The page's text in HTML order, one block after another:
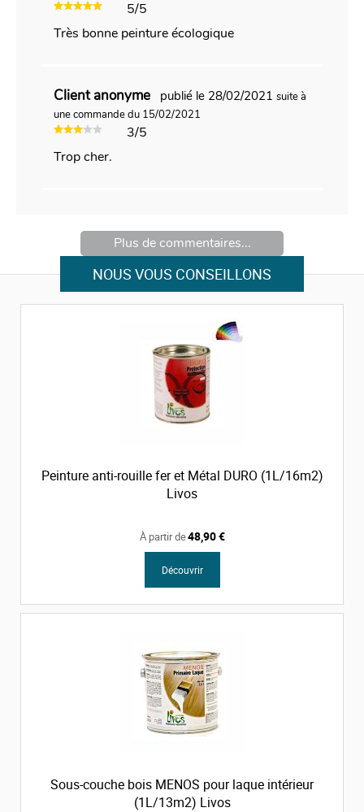
5/5
Très bonne peinture écologique
Client anonyme publié le 28/02/2021 suite à
une commande du 15/02/2021
3/5
Trop cher.
Plus de commentaires...
NOUS VOUS CONSEILLONS
Peinture anti-rouille fer et Métal DURO (1L/16m2)
Livos
À partir de48,90 €
Découvrir
Sous-couche bois MENOS pour laque intérieur
(1L/13m2) Livos